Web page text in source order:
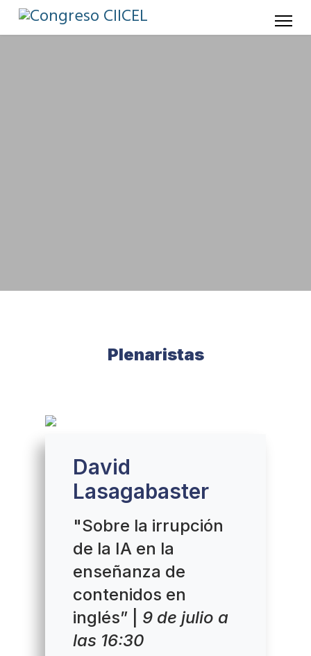
Plenaristas
David
Lasagabaster
"Sobre la irrupción
de la IA en la
enseñanza de
contenidos en
inglés” | 9 de julio a
las 16:30